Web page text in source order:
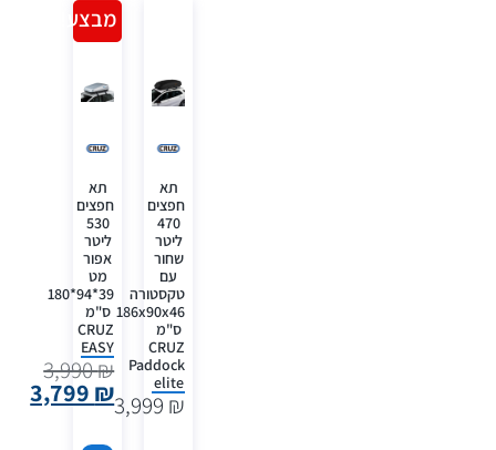
תא
חפצים
470
ליטר
שחור
עם
טקסטורה
186x90x46
ס"מ
CRUZ
Paddock
elite
3,999 ₪
תא
חפצים
530
ליטר
אפור
מט
39*94*180
ס"מ
CRUZ
EASY
3,990₪
3,799 ₪
מבצע!